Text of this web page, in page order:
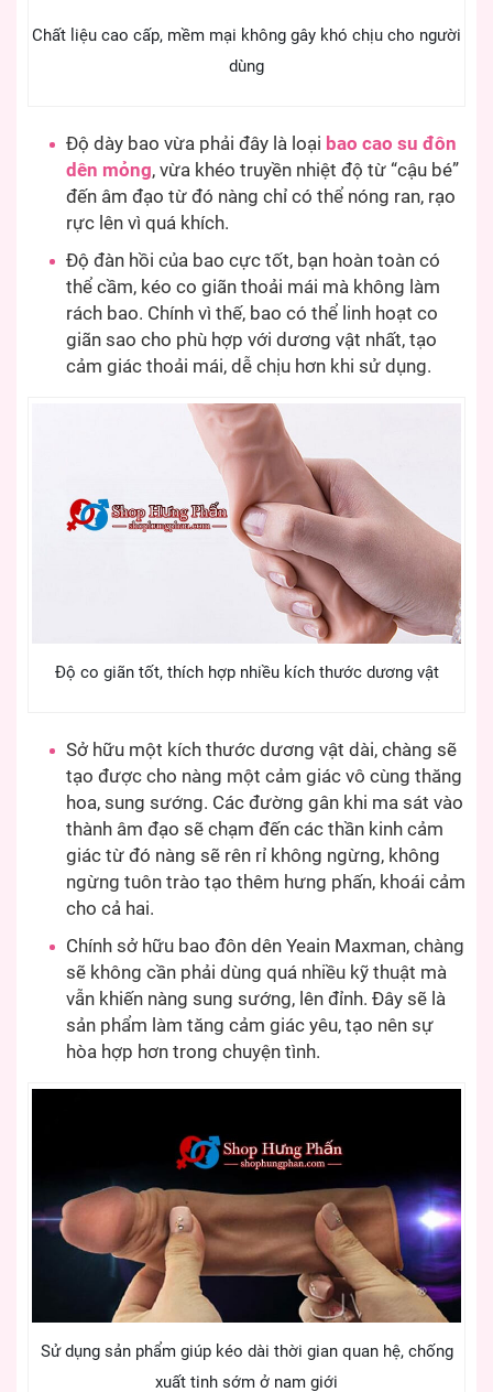
Chất liệu cao cấp, mềm mại không gây khó chịu cho người
dùng
Độ dày bao vừa phải đây là loại bao cao su đôn
dên mỏng, vừa khéo truyền nhiệt độ từ “cậu bé”
đến âm đạo từ đó nàng chỉ có thể nóng ran, rạo
rực lên vì quá khích.
Độ đàn hồi của bao cực tốt, bạn hoàn toàn có
thể cầm, kéo co giãn thoải mái mà không làm
rách bao. Chính vì thế, bao có thể linh hoạt co
giãn sao cho phù hợp với dương vật nhất, tạo
cảm giác thoải mái, dễ chịu hơn khi sử dụng.
Độ co giãn tốt, thích hợp nhiều kích thước dương vật
Sở hữu một kích thước dương vật dài, chàng sẽ
tạo được cho nàng một cảm giác vô cùng thăng
hoa, sung sướng. Các đường gân khi ma sát vào
thành âm đạo sẽ chạm đến các thần kinh cảm
giác từ đó nàng sẽ rên rỉ không ngừng, không
ngừng tuôn trào tạo thêm hưng phấn, khoái cảm
cho cả hai.
Chính sở hữu bao đôn dên Yeain Maxman, chàng
sẽ không cần phải dùng quá nhiều kỹ thuật mà
vẫn khiến nàng sung sướng, lên đỉnh. Đây sẽ là
sản phẩm làm tăng cảm giác yêu, tạo nên sự
hòa hợp hơn trong chuyện tình.
Sử dụng sản phẩm giúp kéo dài thời gian quan hệ, chống
xuất tinh sớm ở nam giới